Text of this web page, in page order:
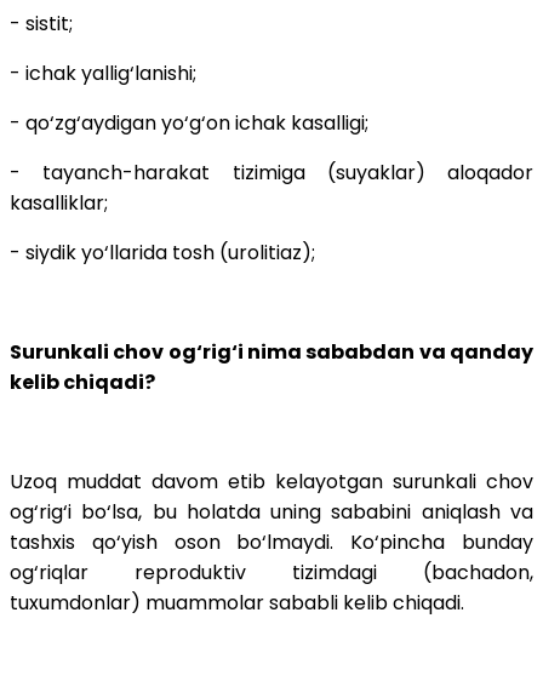
- sistit;
- ichak yallig‘lanishi;
- qo‘zg‘aydigan yo‘g‘on ichak kasalligi;
- tayanch-harakat tizimiga (suyaklar) aloqador
kasalliklar;
- siydik yo‘llarida tosh (urolitiaz);
Surunkali chov og‘rig‘i nima sababdan va qanday
kelib chiqadi?
Uzoq muddat davom etib kelayotgan surunkali chov
og‘rig‘i bo‘lsa, bu holatda uning sababini aniqlash va
tashxis qo‘yish oson bo‘lmaydi. Ko‘pincha bunday
og‘riqlar reproduktiv tizimdagi (bachadon,
tuxumdonlar) muammolar sababli kelib chiqadi.